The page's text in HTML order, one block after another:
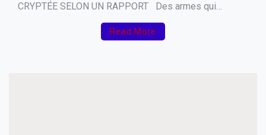
CRYPTÉE SELON UN RAPPORT Des armes qui
auraient été collectées en Ukraine pendant la guerre en
cours entre le pays et la Russie ont été mises en vente
Read More